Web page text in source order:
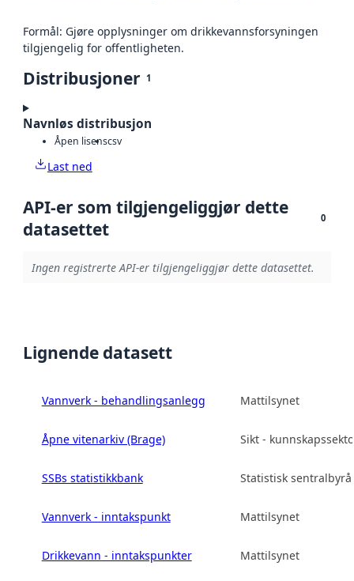
Formål: Gjøre opplysninger om drikkevannsforsyningen
tilgjengelig for offentligheten.
Distribusjoner 1
Navnløs distribusjon
Åpen lisenscsv
Last ned
API-er som tilgjengeliggjør dette
datasettet
0
Ingen registrerte API-er tilgjengeliggjør dette datasettet.
Lignende datasett
Vannverk - behandlingsanlegg Mattilsynet
Åpne vitenarkiv (Brage) Sikt -
SSBs statistikkbank Statistisk sentralbyrå
Vannverk - inntakspunkt Mattilsynet
Drikkevann - inntakspunkter Mattilsynet